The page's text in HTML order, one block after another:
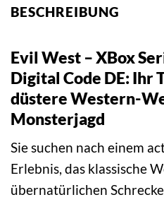
BESCHREIBUNG
Evil West – XBox
Digital Code DE: Ihr
düstere Western-
Monsterjagd
Sie suchen nach einem
Erlebnis, das klassische
übernatürlichen